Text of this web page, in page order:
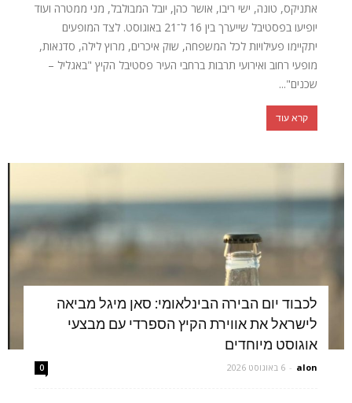
אתניקס, טונה, ישי ריבו, אושר כהן, יובל המבולבל, מני ממטרה ועוד
יופיעו בפסטיבל שייערך בין 16 ל־21 באוגוסט. לצד המופעים
יתקיימו פעילויות לכל המשפחה, שוק איכרים, מרוץ לילה, סדנאות,
מופעי רחוב ואירועי תרבות ברחבי העיר פסטיבל הקיץ "באגליל –
שכנים"...
קרא עוד
לכבוד יום הבירה הבינלאומי: סאן מיגל מביאה
לישראל את אווירת הקיץ הספרדי עם מבצעי
אוגוסט מיוחדים
alon
- 6 באוגוסט 2026 0